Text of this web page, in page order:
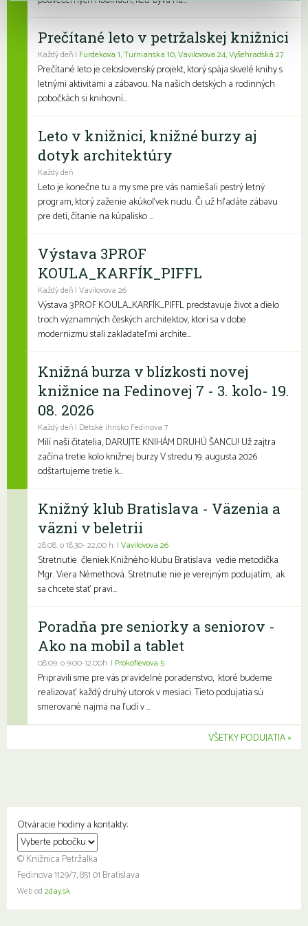
Prečítané leto v petržalskej knižnici
Každý deň | Furdekova 1,Turnianska 10,Vavilovova 24,Vyšehradská 27
Prečítané leto je celoslovenský projekt, ktorý spája skvelé knihy s
letnými aktivitami a zábavou. Na našich detských a rodinných
pobočkách si knihovní...
Leto v knižnici, knižné burzy aj
dotyk architektúry
Každý deň
Leto je konečne tu a my sme pre vás namiešali pestrý letný
program, ktorý zaženie akúkoľvek nudu. Či už hľadáte zábavu
pre deti, čítanie na kúpalisko ...
Výstava 3PROF
KOULA_KARFÍK_PIFFL
Každý deň | Vavilovova 26
Výstava 3PROF KOULA_KARFÍK_PIFFL predstavuje život a dielo
troch významných českých architektov, ktorí sa v dobe
modernizmu stali zakladateľmi archite...
Knižná burza v blízkosti novej
knižnice na Fedinovej 7 - 3. kolo- 19.
08. 2026
Každý deň | Detské ihrisko Fedinova 7
Milí naši čitatelia, DARUJTE KNIHÁM DRUHÚ ŠANCU! Už zajtra
začína tretie kolo knižnej burzy V stredu 19. augusta 2026
odštartujeme tretie k...
Knižný klub Bratislava - Väzenia a
väzni v beletrii
28.08. o 18,30- 22,00 h. | Vavilovova 26
Stretnutie členiek Knižného klubu Bratislava vedie metodička
Mgr. Viera Némethová. Stretnutie nie je verejným podujatím, ak
sa chcete stať pravi...
Poradňa pre seniorky a seniorov -
Ako na mobil a tablet
08.09. o 9:00-12:00h. | Prokofievova 5
Pripravili sme pre vás pravidelné poradenstvo, ktoré budeme
realizovať každý druhý utorok v mesiaci. Tieto podujatia sú
smerované najmä na ľudí v ...
VŠETKY PODUJATIA
Otváracie hodiny a kontakty:
© Knižnica Petržalka
Fedinova 1129/7, 851 01 Bratislava
Web od 2day.sk